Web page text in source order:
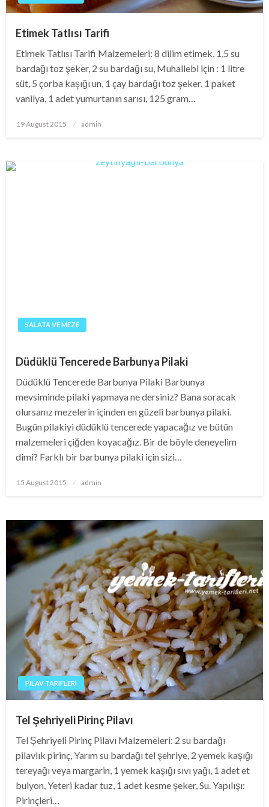
Etimek Tatlısı Tarifi
Etimek Tatlısı Tarifi Malzemeleri: 8 dilim etimek, 1,5 su
bardağı toz şeker, 2 su bardağı su, Muhallebi için : 1 litre
süt, 5 çorba kaşığı un, 1 çay bardağı toz şeker, 1 paket
vanilya, 1 adet yumurtanın sarısı, 125 gram…
Posted
19 August 2015 admin
SALATA VE MEZE
Düdüklü Tencerede Barbunya Pilaki
Düdüklü Tencerede Barbunya Pilaki Barbunya
mevsiminde pilaki yapmaya ne dersiniz? Bana soracak
olursanız mezelerin içinden en güzeli barbunya pilaki.
Bugün pilakiyi düdüklü tencerede yapacağız ve bütün
malzemeleri çiğden koyacağız. Bir de böyle deneyelim
dimi? Farklı bir barbunya pilaki için sizi…
Posted
15 August 2015 admin
PILAV TARIFLERI
Tel Şehriyeli Pirinç Pilavı
Tel Şehriyeli Pirinç Pilavı Malzemeleri: 2 su bardağı
pilavlık pirinç, Yarım su bardağı tel şehriye, 2 yemek kaşığı
tereyağı veya margarin, 1 yemek kaşığı sıvı yağı, 1 adet et
bulyon, Yeteri kadar tuz, 1 adet kesme şeker, Su. Yapılışı:
Pirinçleri…